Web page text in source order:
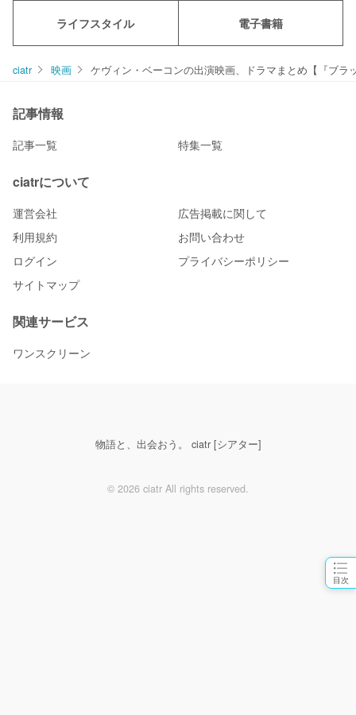
目次
ライフスタイル 電子書籍
ciatr 映画 ケヴィン・ベーコンの出演映画、ドラマまとめ【『ブラ
記事情報
記事一覧 特集一覧
ciatrについて
運営会社
広告掲載に関して
利用規約
お問い合わせ
ログイン
プライバシーポリシー
サイトマップ
関連サービス
ワンスクリーン
物語と、出会おう。 ciatr [シアター]
© 2026 ciatr All rights reserved.